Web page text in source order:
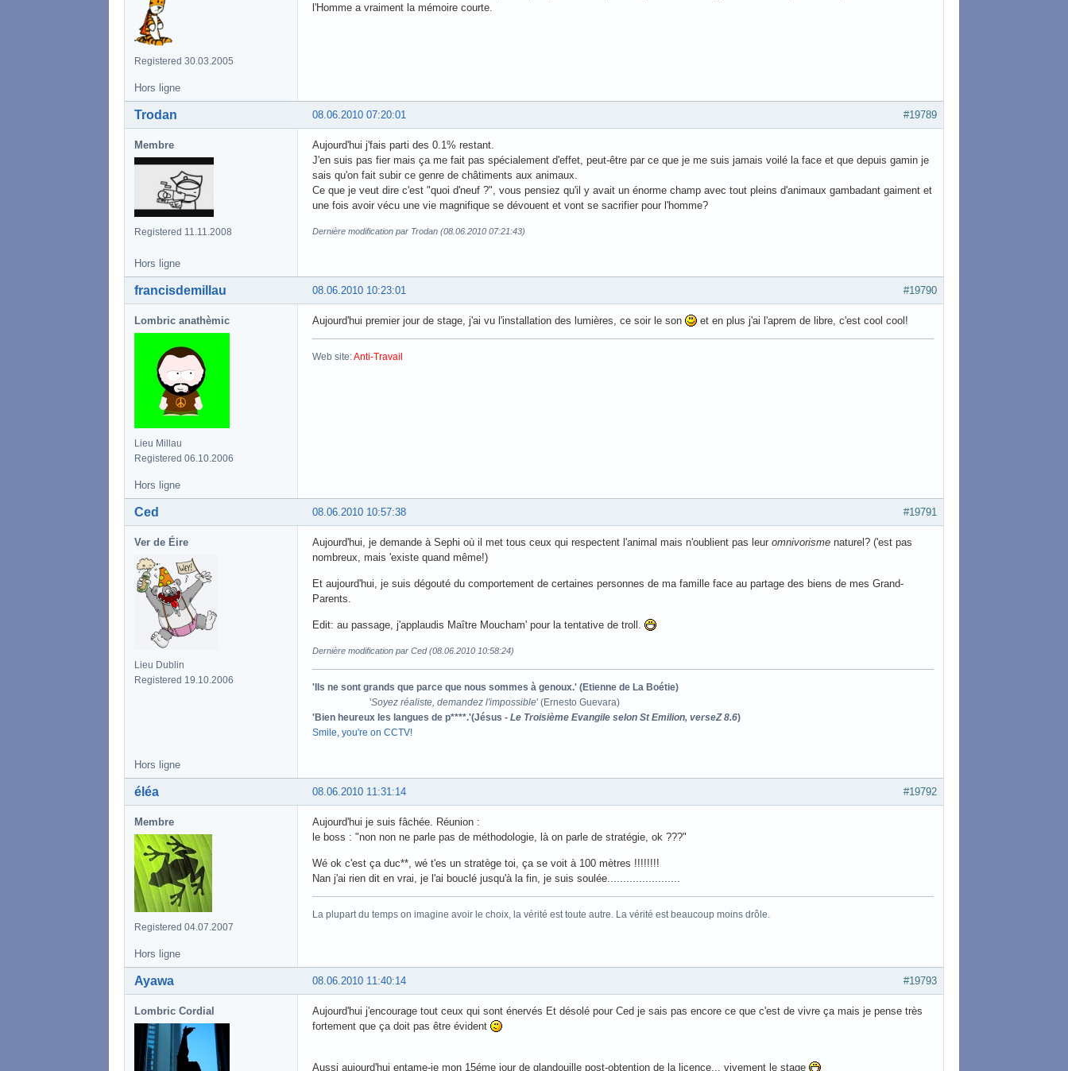
Registered 30.03.2005
l'Homme a vraiment la mémoire courte.
Hors ligne
#19789
08.06.2010 07:20:01
Trodan
Membre
Registered 11.11.2008
Aujourd'hui j'fais parti des 0.1% restant.
J'en suis pas fier mais ça me fait pas spécialement d'effet, peut-être par ce que je me suis jamais voilé la face et que depuis gamin je
sais qu'on fait subir ce genre de châtiments aux animaux.
Ce que je veut dire c'est "quoi d'neuf ?", vous pensiez qu'il y avait un énorme champ avec tout pleins d'animaux gambadant gaiment et
une fois avoir vécu une vie magnifique se dévouent et vont se sacrifier pour l'homme?
Dernière modification par Trodan (08.06.2010 07:21:43)
Hors ligne
#19790
08.06.2010 10:23:01
francisdemillau
Lombric anathèmic
Lieu Millau
Registered 06.10.2006
Aujourd'hui premier jour de stage, j'ai vu l'installation des lumières, ce soir le son et en plus j'ai l'aprem de libre, c'est cool cool!
Web site:Anti-Travail
Hors ligne
#19791
08.06.2010 10:57:38
Ced
Ver de Éire
Lieu Dublin
Registered 19.10.2006
Aujourd'hui, je demande à Sephi où il met tous ceux qui respectent l'animal mais n'oublient pas leur omnivorisme naturel? ('est pas
nombreux, mais 'existe quand même!)
Et aujourd'hui, je suis dégouté du comportement de certaines personnes de ma famille face au partage des biens de mes Grand-
Parents.
Edit: au passage, j'applaudis Maître Moucham' pour la tentative de troll.
Dernière modification par Ced (08.06.2010 10:58:24)
'Ils ne sont grands que parce que nous sommes à genoux.' (Etienne de La Boétie)
'Soyez réaliste, demandez l'impossible' (Ernesto Guevara)
'Bien heureux les langues de p****.'(Jésus - Le Troisième Evangile selon St Emilion, verseZ 8.6)
Smile, you're on CCTV!
Hors ligne
#19792
08.06.2010 11:31:14
éléa
Membre
Registered 04.07.2007
Aujourd'hui je suis fâchée. Réunion :
le boss : "non non ne parle pas de méthodologie, là on parle de stratégie, ok ???"
Wé ok c'est ça duc**, wé t'es un stratège toi, ça se voit à 100 mètres !!!!!!!!
Nan j'ai rien dit en vrai, je l'ai bouclé jusqu'à la fin, je suis soulée.......................
La plupart du temps on imagine avoir le choix, la vérité est toute autre. La vérité est beaucoup moins drôle.
Hors ligne
#19793
08.06.2010 11:40:14
Ayawa
Lombric Cordial
Aujourd'hui j'encourage tout ceux qui sont énervés Et désolé pour Ced je sais pas encore ce que c'est de vivre ça mais je pense très
fortement que ça doit pas être évident
Aussi aujourd'hui entame-je mon 15éme jour de glandouille post-obtention de la licence... vivement le stage